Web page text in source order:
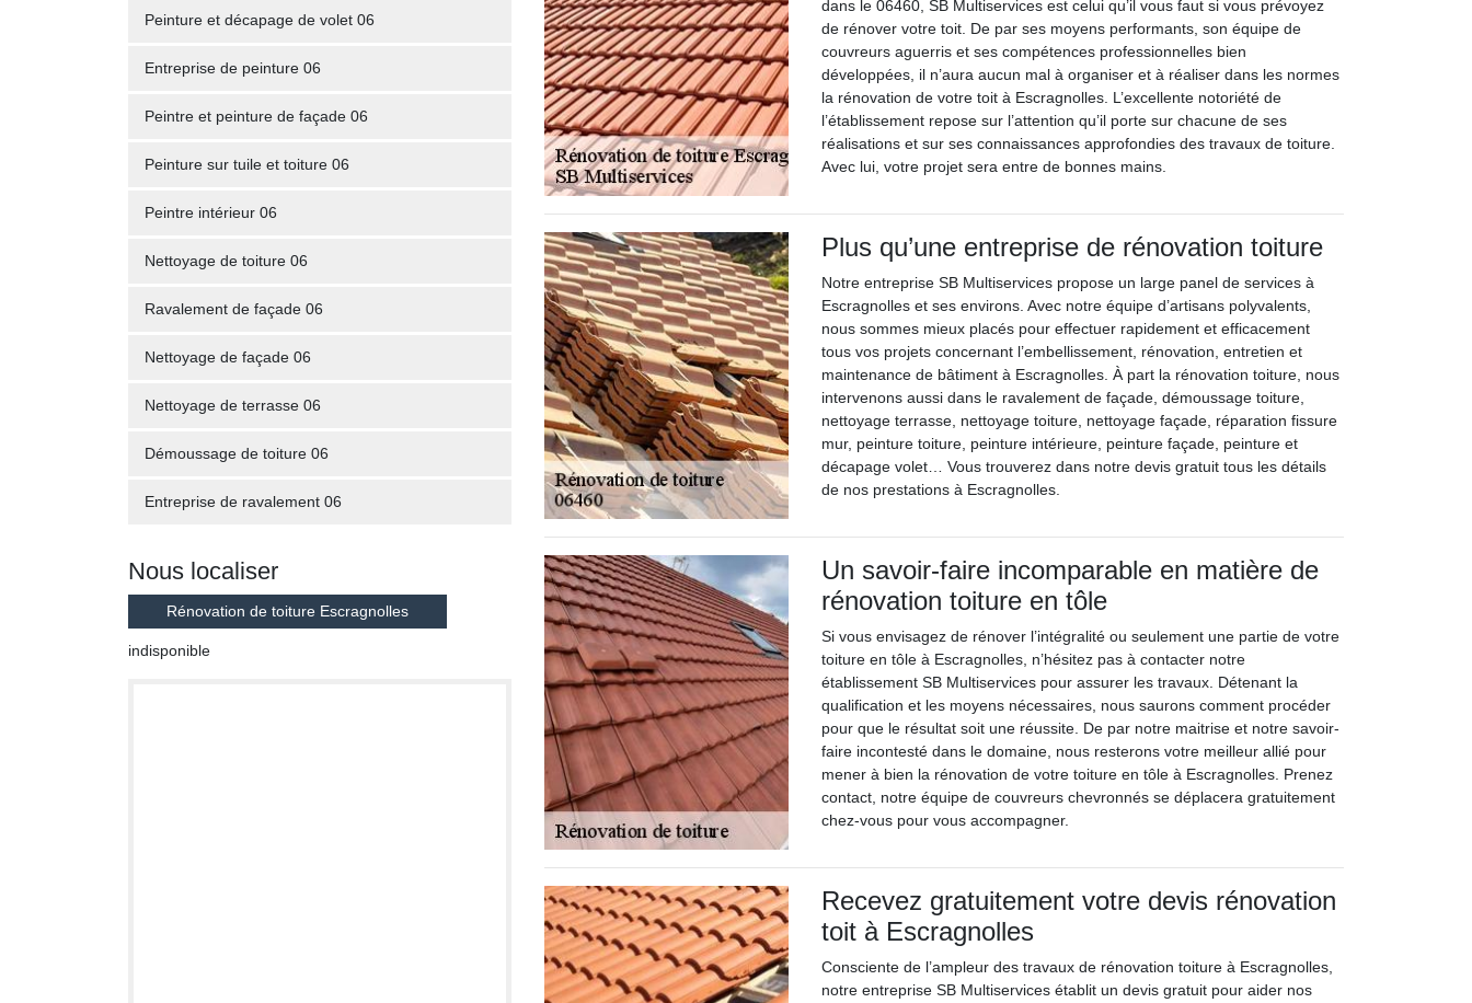
Peinture et décapage de volet 06
Entreprise de peinture 06
Peintre et peinture de façade 06
Peinture sur tuile et toiture 06
Peintre intérieur 06
Nettoyage de toiture 06
Ravalement de façade 06
Nettoyage de façade 06
Nettoyage de terrasse 06
Démoussage de toiture 06
Entreprise de ravalement 06
Nous localiser
Rénovation de toiture Escragnolles
indisponible
dans le 06460, SB Multiservices est celui qu’il vous faut si vous prévoyez
de rénover votre toit. De par ses moyens performants, son équipe de
couvreurs aguerris et ses compétences professionnelles bien
développées, il n’aura aucun mal à organiser et à réaliser dans les normes
la rénovation de votre toit à Escragnolles. L’excellente notoriété de
l’établissement repose sur l’attention qu’il porte sur chacune de ses
réalisations et sur ses connaissances approfondies des travaux de toiture.
Avec lui, votre projet sera entre de bonnes mains.
Plus qu’une entreprise de rénovation toiture
Notre entreprise SB Multiservices propose un large panel de services à
Escragnolles et ses environs. Avec notre équipe d’artisans polyvalents,
nous sommes mieux placés pour effectuer rapidement et efficacement
tous vos projets concernant l’embellissement, rénovation, entretien et
maintenance de bâtiment à Escragnolles. À part la rénovation toiture, nous
intervenons aussi dans le ravalement de façade, démoussage toiture,
nettoyage terrasse, nettoyage toiture, nettoyage façade, réparation fissure
mur, peinture toiture, peinture intérieure, peinture façade, peinture et
décapage volet… Vous trouverez dans notre devis gratuit tous les détails
de nos prestations à Escragnolles.
Un savoir-faire incomparable en matière de
rénovation toiture en tôle
Si vous envisagez de rénover l’intégralité ou seulement une partie de votre
toiture en tôle à Escragnolles, n’hésitez pas à contacter notre
établissement SB Multiservices pour assurer les travaux. Détenant la
qualification et les moyens nécessaires, nous saurons comment procéder
pour que le résultat soit une réussite. De par notre maitrise et notre savoir-
faire incontesté dans le domaine, nous resterons votre meilleur allié pour
mener à bien la rénovation de votre toiture en tôle à Escragnolles. Prenez
contact, notre équipe de couvreurs chevronnés se déplacera gratuitement
chez-vous pour vous accompagner.
Recevez gratuitement votre devis rénovation
toit à Escragnolles
Consciente de l’ampleur des travaux de rénovation toiture à Escragnolles,
notre entreprise SB Multiservices établit un devis gratuit pour aider nos